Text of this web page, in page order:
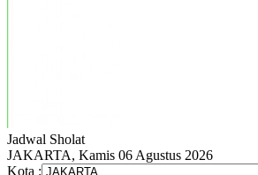
Jadwal Sholat
JAKARTA, Kamis 06 Agustus 2026
Kota :